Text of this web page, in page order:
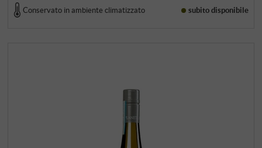
Conservato in ambiente climatizzato subito disponibile